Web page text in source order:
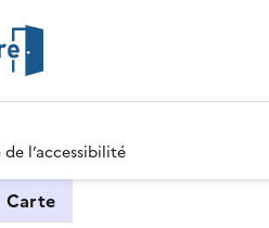
l’accessibilité
Carte